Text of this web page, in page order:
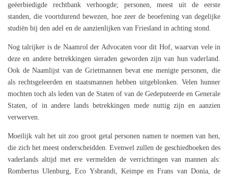
geëerbiedigde rechtbank verhoogde; personen, meest uit de eerste
standen, die voortdurend bewezen, hoe zeer de beoefening van degelijke
studiën bij den adel en de aanzienlijken van Friesland in achting stond.
Nog talrijker is de Naamrol der Advocaten voor dit Hof, waarvan vele in
deze en andere betrekkingen sieraden geworden zijn van hun vaderland.
Ook de Naamlijst van de Grietmannen bevat ene menigte personen, die
als rechtsgeleerden en staatsmannen hebben uitgeblonken. Velen hunner
mochten toch als leden van de Staten of van de Gedeputeerde en Generale
Staten, of in andere lands betrekkingen mede nuttig zijn en aanzien
verwerven.
Moeilijk valt het uit zoo groot getal personen namen te noemen van hen,
die zich het meest onderscheidden. Evenwel zullen de geschiedboeken des
vaderlands altijd met ere vermelden de verrichtingen van mannen als:
Rombertus Ulenburg, Eco Ysbrandi, Keimpe en Frans van Donia, de